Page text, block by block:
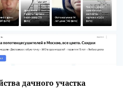
дачного участка